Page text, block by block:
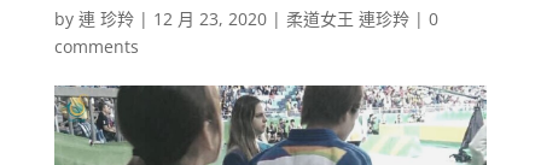
by 連 珍羚| 12 月 23, 2020| 柔道女王 連珍羚| 0
comments